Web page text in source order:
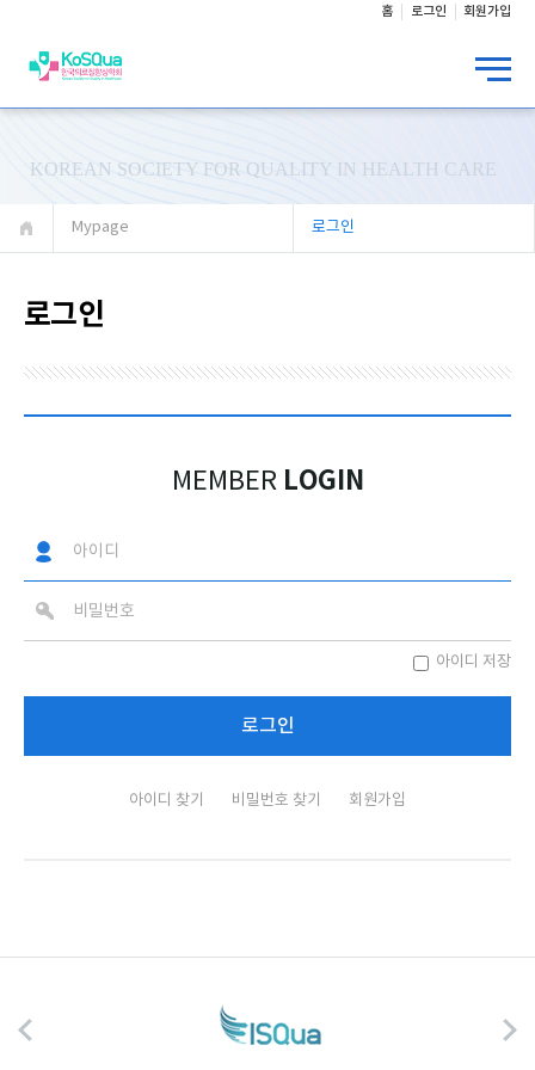
홈 로그인 회원가입
KOREAN SOCIETY FOR QUALITY IN HEALTH CARE
Mypage 로그인
로그인
MEMBER LOGIN
아이디 저장
아이디 찾기 비밀번호 찾기 회원가입